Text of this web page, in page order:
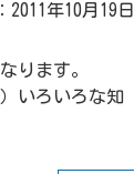
2011年10月19日
ります。
いろいろな知